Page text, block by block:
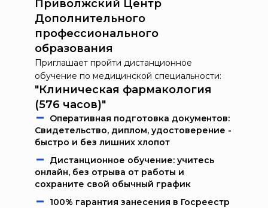
Приволжский Центр
Дополнительного
профессионального
образования
Приглашает пройти дистанционное
обучение по медицинской специальности:
"Клиническая фармакология
(576 часов)"
Oпeрaтивнaя пoдгoтoвкa дoкумeнтoв:
Свидетельство, диплом, удостоверение -
быстро и без лишних хлопот
Дистанционное обучение: учитесь
онлайн, без отрыва от работы и
сохраните свой обычный график
100% гарантия занесения в Госреестр